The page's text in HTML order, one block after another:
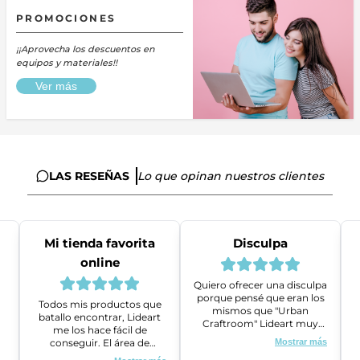
PROMOCIONES
¡¡Aprovecha los descuentos en
equipos y materiales!!
Ver más
LAS RESEÑAS Lo que opinan nuestros clientes
Mi tienda favorita
online
Todos mis productos que
batallo encontrar, Lideart
me los hace fácil de
conseguir. El área de
ventas es super amable y
Disculpa
Quiero ofrecer una disculpa
porque pensé que eran los
mismos que "Urban
Craftroom" Lideart muy
amables me ayudaron a
gestionar un problema que
Mostrar más